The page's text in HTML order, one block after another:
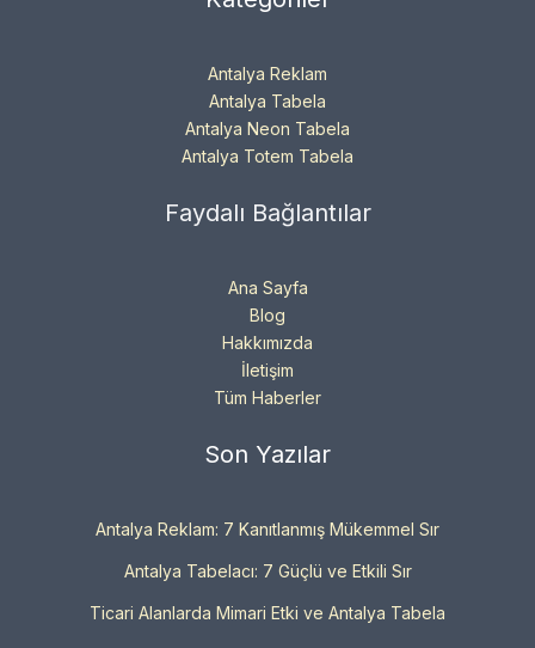
Antalya Reklam
Antalya Tabela
Antalya Neon Tabela
Antalya Totem Tabela
Faydalı Bağlantılar
Ana Sayfa
Blog
Hakkımızda
İletişim
Tüm Haberler
Son Yazılar
Antalya Reklam: 7 Kanıtlanmış Mükemmel Sır
Antalya Tabelacı: 7 Güçlü ve Etkili Sır
Ticari Alanlarda Mimari Etki ve Antalya Tabela